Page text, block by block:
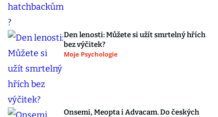
Den lenosti: Můžete si užít smrtelný hřích
bez výčitek?
Moje Psychologie
Onsemi, Meopta i Advacam. Do českých